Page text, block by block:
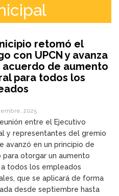
retomó el
con UPCN y avanza
acuerdo de aumento
para todos los
2025
entre el Ejecutivo
y representantes del gremio
avanzó en un principio de
para otorgar un aumento
todos los empleados
que se aplicará de forma
desde septiembre hasta